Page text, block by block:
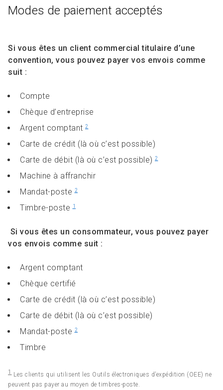
Modes de paiement acceptés
Si vous êtes un client commercial titulaire d’une
convention, vous pouvez payer vos envois comme
suit :
Compte
Chèque d’entreprise
Argent comptant 2
Carte de crédit (là où c’est possible)
Carte de débit (là où c’est possible) 2
Machine à affranchir
Mandat-poste 2
Timbre-poste 1
Si vous êtes un consommateur, vous pouvez payer
vos envois comme suit :
Argent comptant
Chèque certifié
Carte de crédit (là où c’est possible)
Carte de débit (là où c’est possible)
Mandat-poste 2
Timbre
1 Les clients qui utilisent les Outils électroniques d’expédition (OEE) ne
peuvent pas payer au moyen de timbres-poste.